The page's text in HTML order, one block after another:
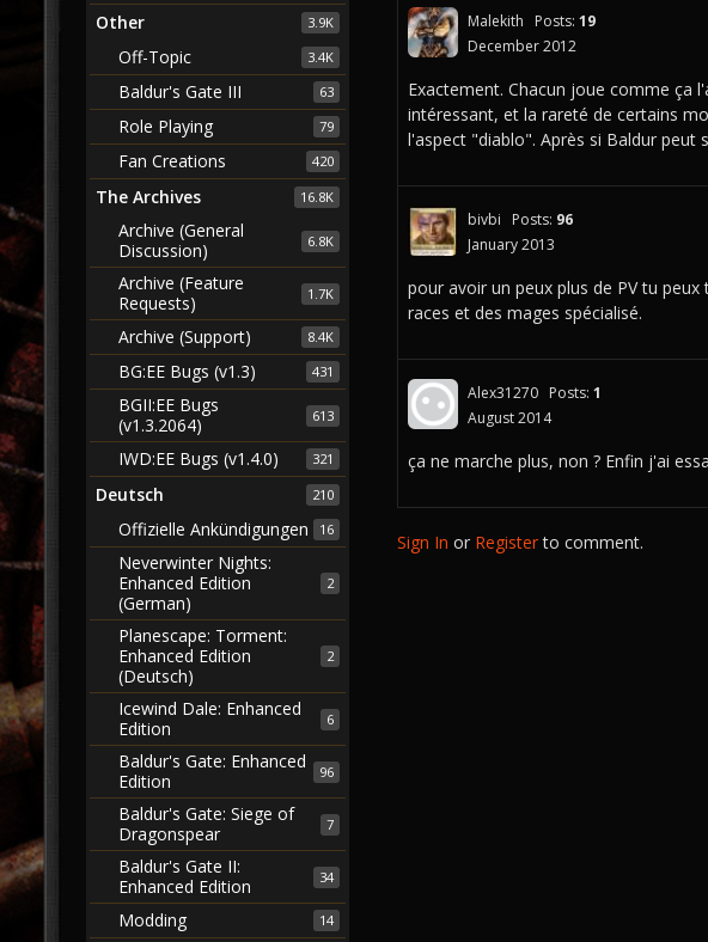
Malekith Posts: 19
December 2012
Exactement. Chacun joue comme ça
intéressant, et la rareté de certains
l'aspect "diablo". Après si Baldur peut
bivbi Posts: 96
January 2013
pour avoir un peux plus de PV tu
races et des mages spécialisé.
Alex31270 Posts: 1
August 2014
ça ne marche plus, non ? Enfin j'ai
Sign In or Registerto comment.
3.9K
Other
3.4K
Off-Topic
63
Baldur's Gate III
79
Role Playing
420
Fan Creations
16.8K
The Archives
6.8K
Archive (General
Discussion)
1.7K
Archive (Feature
Requests)
8.4K
Archive (Support)
431
BG:EE Bugs (v1.3)
613
BGII:EE Bugs
(v1.3.2064)
321
IWD:EE Bugs (v1.4.0)
210
Deutsch
16
Offizielle Ankündigungen
2
Neverwinter Nights:
Enhanced Edition
(German)
2
Planescape: Torment:
Enhanced Edition
(Deutsch)
6
Icewind Dale: Enhanced
Edition
96
Baldur's Gate: Enhanced
Edition
7
Baldur's Gate: Siege of
Dragonspear
34
Baldur's Gate II:
Enhanced Edition
14
Modding